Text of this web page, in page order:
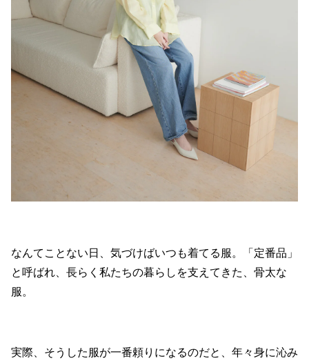
なんてことない日、気づけばいつも着てる服。「定番品」
と呼ばれ、長らく私たちの暮らしを支えてきた、骨太な
服。
実際、そうした服が一番頼りになるのだと、年々身に沁み